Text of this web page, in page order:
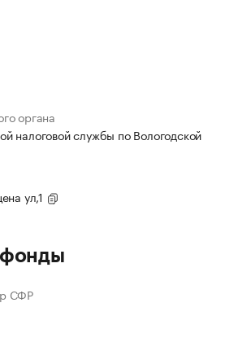
органа
налоговой службы по Вологодской
ул,1
СФР